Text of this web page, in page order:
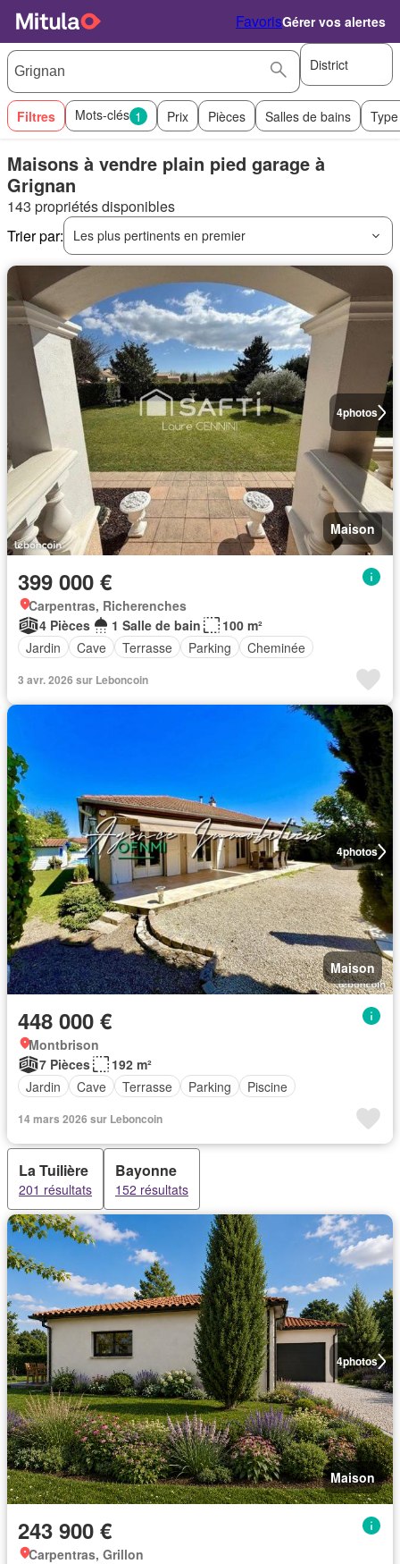
FavorisGérer vos alertes
District
Filtres Mots-clés 1 Prix Pièces Salles de bains
Maisons à vendre plain pied garage à
Grignan
143 propriétés disponibles
Trier par:
Les plus pertinents en premier
4photos
Maison
399 000 €
Carpentras, Richerenches
4 Pièces
1 Salle de bain
100 m²
Jardin
Cave Terrasse Parking Cheminée
3 avr. 2026 sur Leboncoin
4photos
Maison
448 000 €
Montbrison
7 Pièces
192 m²
Jardin
Cave Terrasse Parking Piscine
14 mars 2026 sur Leboncoin
La Tuilière
201 résultats
Bayonne
152 résultats
4photos
Maison
243 900 €
Carpentras, Grillon